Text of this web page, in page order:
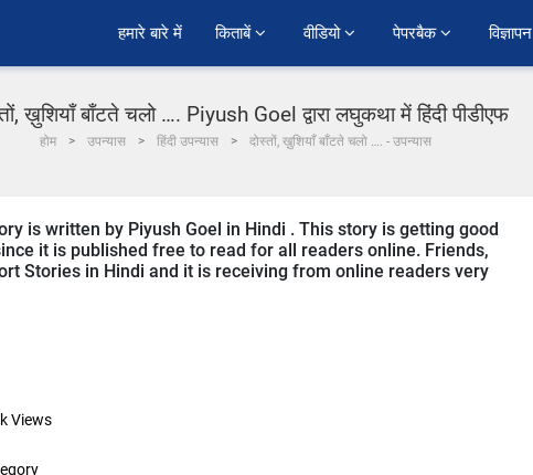
हमारे बारे में किताबें वीडियो पेपरबैक विज्ञापन
ख़ुशियाँ बाँटते चलो …. Piyush Goel द्वारा लघुकथा में हिंदी पीडीएफ
होम उपन्यास हिंदी उपन्यास दोस्तों, ख़ुशियाँ बाँटते चलो …. - उपन्यास
is written by Piyush Goel in Hindi . This story is getting good
it is published free to read for all readers online. Friends,
Stories in Hindi and it is receiving from online readers very
Views